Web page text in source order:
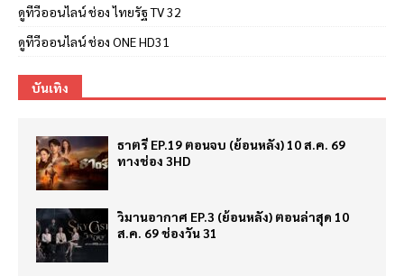
ดูทีวีออนไลน์ ช่อง ไทยรัฐ TV 32
ดูทีวีออนไลน์ ช่อง ONE HD31
บันเทิง
ธาตรี EP.19 ตอนจบ (ย้อนหลัง) 10 ส.ค. 69
ทางช่อง 3HD
วิมานอากาศ EP.3 (ย้อนหลัง) ตอนล่าสุด 10
ส.ค. 69 ช่องวัน 31